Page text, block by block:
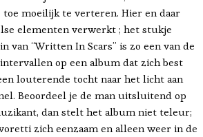
toe moeilijk te verteren. Hier en daar
elementen verwerkt ; het stukje
van “Written In Scars” is zo een van de
op een album dat zich best
louterende tocht naar het licht aan
Beoordeel je de man uitsluitend op
dan stelt het album niet teleur;
zich eenzaam en alleen weer in de